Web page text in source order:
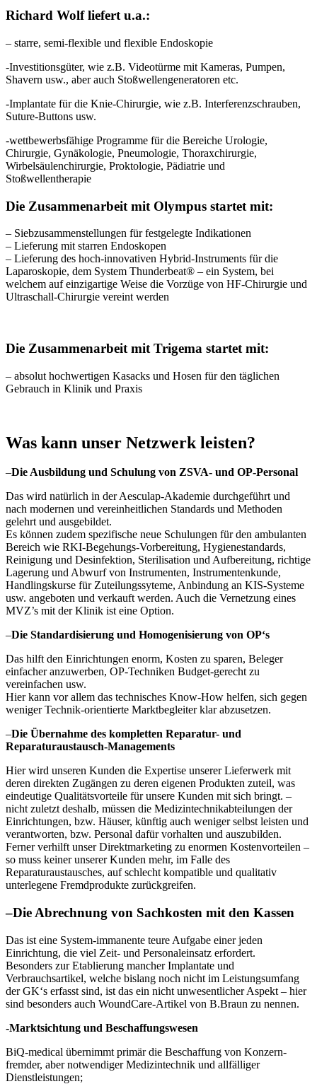
Richard Wolf liefert u.a.:
– starre, semi-flexible und flexible Endoskopie
-Investitionsgüter, wie z.B. Videotürme mit Kameras, Pumpen,
Shavern usw., aber auch Stoßwellengeneratoren etc.
-Implantate für die Knie-Chirurgie, wie z.B. Interferenzschrauben,
Suture-Buttons usw.
-wettbewerbsfähige Programme für die Bereiche Urologie,
Chirurgie, Gynäkologie, Pneumologie, Thoraxchirurgie,
Wirbelsäulenchirurgie, Proktologie, Pädiatrie und
Stoßwellentherapie
Die Zusammenarbeit mit Olympus startet mit:
– Siebzusammenstellungen für festgelegte Indikationen
– Lieferung mit starren Endoskopen
– Lieferung des hoch-innovativen Hybrid-Instruments für die
Laparoskopie, dem System Thunderbeat® – ein System, bei
welchem auf einzigartige Weise die Vorzüge von HF-Chirurgie und
Ultraschall-Chirurgie vereint werden
Die Zusammenarbeit mit Trigema startet mit:
– absolut hochwertigen Kasacks und Hosen für den täglichen
Gebrauch in Klinik und Praxis
Was kann unser Netzwerk leisten?
–Die Ausbildung und Schulung von ZSVA- und OP-Personal
Das wird natürlich in der Aesculap-Akademie durchgeführt und
nach modernen und vereinheitlichen Standards und Methoden
gelehrt und ausgebildet.
Es können zudem spezifische neue Schulungen für den ambulanten
Bereich wie RKI-Begehungs-Vorbereitung, Hygienestandards,
Reinigung und Desinfektion, Sterilisation und Aufbereitung, richtige
Lagerung und Abwurf von Instrumenten, Instrumentenkunde,
Handlingskurse für Zuteilungssyteme, Anbindung an KIS-Systeme
usw. angeboten und verkauft werden. Auch die Vernetzung eines
MVZ’s mit der Klinik ist eine Option.
–Die Standardisierung und Homogenisierung von OP‘s
Das hilft den Einrichtungen enorm, Kosten zu sparen, Beleger
einfacher anzuwerben, OP-Techniken Budget-gerecht zu
vereinfachen usw.
Hier kann vor allem das technisches Know-How helfen, sich gegen
weniger Technik-orientierte Marktbegleiter klar abzusetzen.
–Die Übernahme des kompletten Reparatur- und
Reparaturaustausch-Managements
Hier wird unseren Kunden die Expertise unserer Lieferwerk mit
deren direkten Zugängen zu deren eigenen Produkten zuteil, was
eindeutige Qualitätsvorteile für unsere Kunden mit sich bringt. –
nicht zuletzt deshalb, müssen die Medizintechnikabteilungen der
Einrichtungen, bzw. Häuser, künftig auch weniger selbst leisten und
verantworten, bzw. Personal dafür vorhalten und auszubilden.
Ferner verhilft unser Direktmarketing zu enormen Kostenvorteilen –
so muss keiner unserer Kunden mehr, im Falle des
Reparaturaustausches, auf schlecht kompatible und qualitativ
unterlegene Fremdprodukte zurückgreifen.
–Die Abrechnung von Sachkosten mit den Kassen
Das ist eine System-immanente teure Aufgabe einer jeden
Einrichtung, die viel Zeit- und Personaleinsatz erfordert.
Besonders zur Etablierung mancher Implantate und
Verbrauchsartikel, welche bislang noch nicht im Leistungsumfang
der GK‘s erfasst sind, ist das ein nicht unwesentlicher Aspekt – hier
sind besonders auch WoundCare-Artikel von B.Braun zu nennen.
-Marktsichtung und Beschaffungswesen
BiQ-medical übernimmt primär die Beschaffung von Konzern-
fremder, aber notwendiger Medizintechnik und allfälliger
Dienstleistungen;